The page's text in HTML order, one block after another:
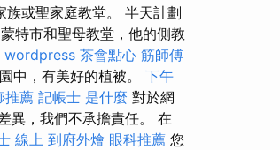
或聖家庭教堂。 半天計劃
特市和聖母教堂，他的側教
wordpress 茶會點心 筋師傅
中，有美好的植被。 下午
推薦 記帳士 是什麼 對於網
異，我們不承擔責任。 在
線上 到府外燴 眼科推薦 您